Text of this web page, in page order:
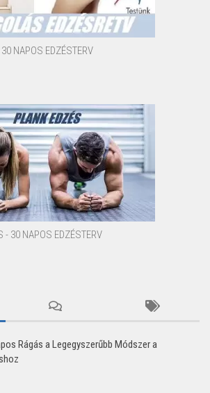
NAPOS EDZÉSTERV
- 30 NAPOS EDZÉSTERV
Rágás a Legegyszerűbb Módszer a